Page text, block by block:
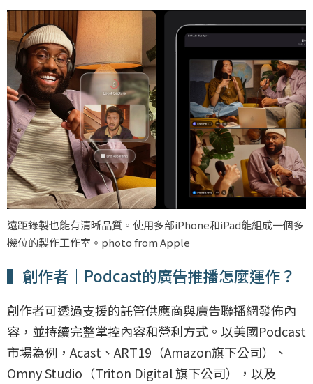
遠距錄製也能有清晰品質。使用多部iPhone和iPad能組成一個多
機位的製作工作室。photo from Apple
▍創作者｜Podcast的廣告推播怎麼運作？
創作者可透過支援的託管供應商與廣告聯播網發佈內
容，並持續完整掌控內容和營利方式。以美國Podcast
市場為例，Acast、ART19（Amazon旗下公司）、
Omny Studio（Triton Digital 旗下公司），以及